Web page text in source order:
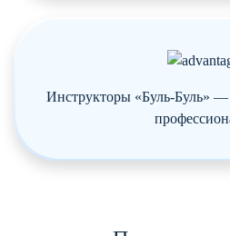
Инструкторы «Буль-Буль»